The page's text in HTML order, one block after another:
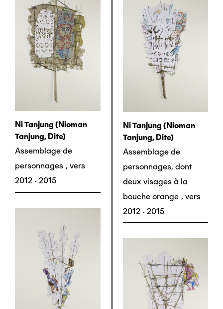
Ni Tanjung (nioman
Tanjung, Dite)
Assemblage de
personnages , vers
2012 - 2015
Ni Tanjung (nioman
Tanjung, Dite)
Assemblage de
personnages, dont
deux visages à la
bouche orange , vers
2012 - 2015